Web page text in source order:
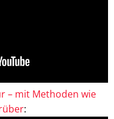
– mit Methoden wie
: